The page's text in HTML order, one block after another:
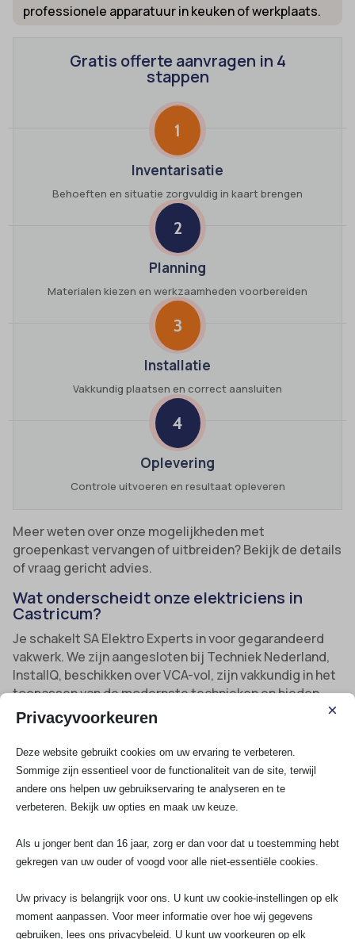
professionele apparatuur in keuken of werkplaats.
Gratis offerte aanvragen in 4
stappen
1
Inventarisatie
Behoeften en situatie zorgvuldig in kaart brengen
2
Planning
Materialen kiezen en werkzaamheden voorbereiden
3
Installatie
Vakkundig plaatsen en correct aansluiten
4
Oplevering
Controle uitvoeren en resultaat opleveren
Meer weten over onze mogelijkheden met
groepenkast vervangen of uitbreiden? Bekijk de details
of vraag gericht advies.
Wat onderscheidt onze elektriciens in
Castricum?
Je schakelt SA Elektro Experts in voor gegarandeerd
vakwerk. We zijn aangesloten bij Techniek Nederland,
InstallQ, beschikken over VCA-vol, zijn vakkundig in het
toepassen van de modernste technieken en bieden
garantie op al het uitgevoerde werk. Bellen of
WhatsAppen kan altijd op 070-7503681, of stuur een
mail naar info@saelektroexperts.nl.
Erkend installatiebedrijf: Conform de hoogste
kwaliteitsnormen, ingezet voor particulieren én de
zakelijke markt.
Spoed en service:Dag en nacht bereikbaar en
Slimme oplossingen: Advies op maat,
afgestemd op energiezuinig wonen of werken
Privacyvoorkeuren ×
Deze website gebruikt cookies om uw ervaring te verbeteren.
Sommige zijn essentieel voor de functionaliteit van de site, terwijl
andere ons helpen uw gebruikservaring te analyseren en te
verbeteren. Bekijk uw opties en maak uw keuze.
Als u jonger bent dan 16 jaar, zorg er dan voor dat u toestemming hebt
gekregen van uw ouder of voogd voor alle niet-essentiële cookies.
Uw privacy is belangrijk voor ons. U kunt uw cookie-instellingen op elk
moment aanpassen. Voor meer informatie over hoe wij gegevens
gebruiken, lees ons privacybeleid. U kunt uw voorkeuren op elk